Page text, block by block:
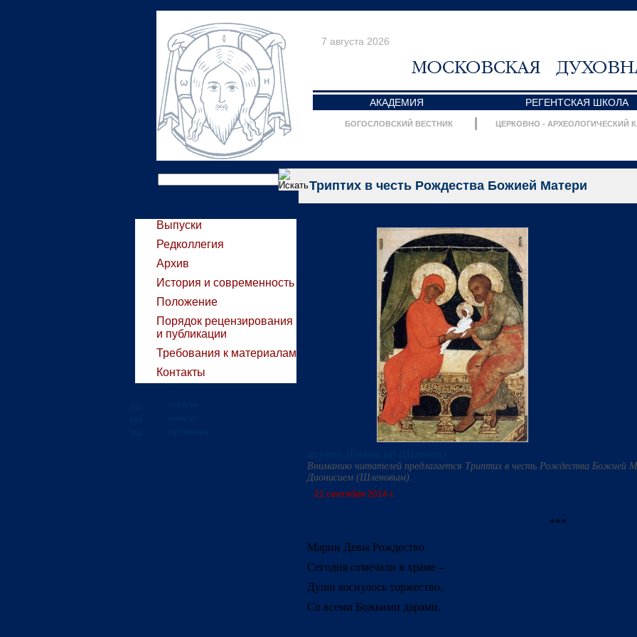
7 августа 2026
АКАДЕМИЯ РЕГЕНТСКАЯ ШКОЛА
БОГОСЛОВСКИЙ ВЕСТНИК ЦЕРКОВНО - АРХЕОЛОГИЧЕСКИЙ
Выпуски
Редколлегия
Архив
История и современность
Положение
Порядок рецензирования
и публикации
Требования к материалам
Контакты
Триптих в честь Рождества Божией Матери
Вниманию читателей предлагается Триптих в честь Рождества Божией
Дионисием (Шленовым).
21 сентября 2014 г.
***
Марии Девы Рождество
Сегодня отмечали в храме –
Души коснулось торжество,
Со всеми Божьими дарами.